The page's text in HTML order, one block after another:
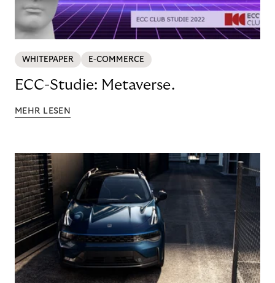
WHITEPAPER E-COMMERCE
ECC-Studie: Metaverse.
MEHR LESEN